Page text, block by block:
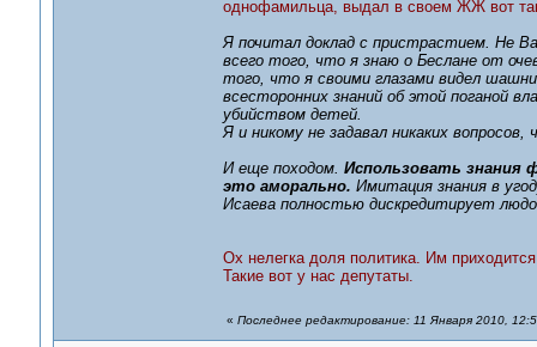
однофамильца, выдал в своем ЖЖ вот
Я почитал доклад с пристрастием. Не
всего того, что я знаю о Беслане от
того, что я своими глазами видел
всесторонних знаний об этой поганой
убийством детей.
Я и никому не задавал никаких
И еще походом. Использовать знания
это аморально. Имитация знания в
Исаева полностью дискредитирует
Ох нелегка доля политика. Им
Такие вот у нас депутаты.
« Последнее редактирование: 11 Января 2010,